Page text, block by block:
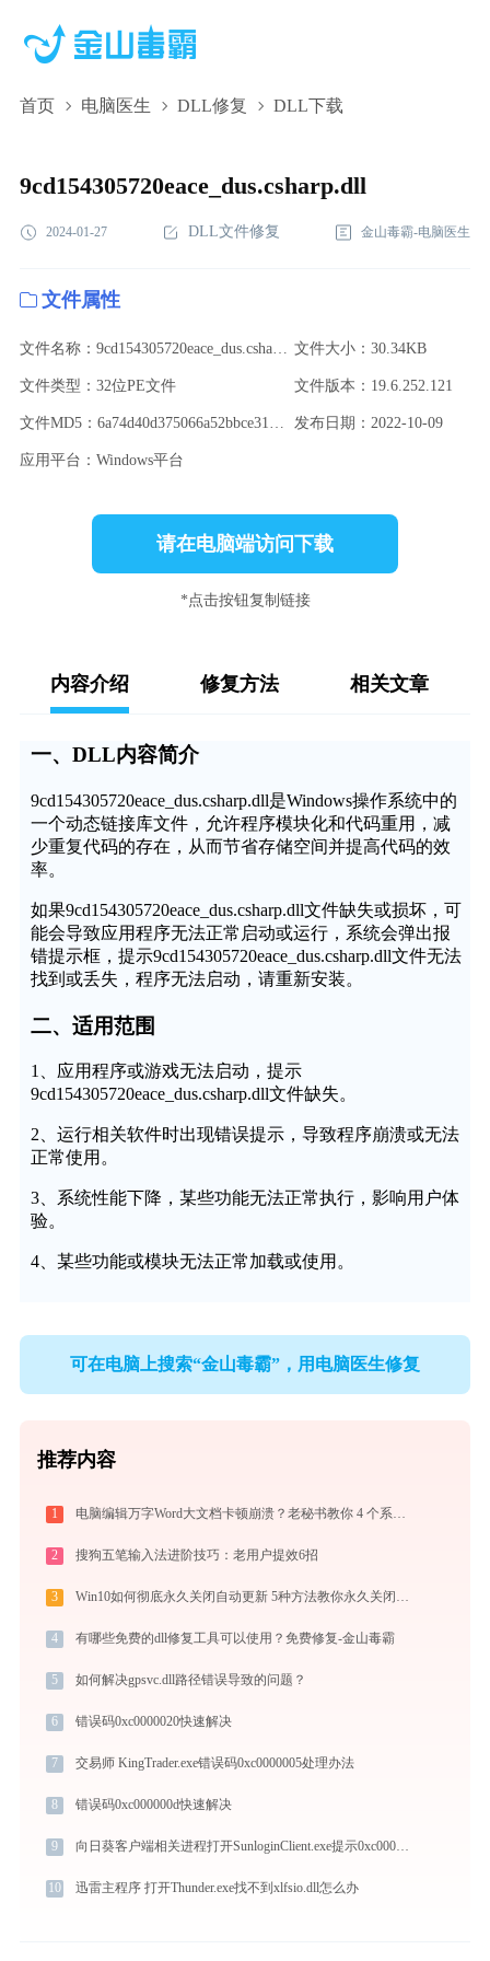
首页 电脑医生 DLL修复 DLL下载
9cd154305720eace_dus.csharp.dll,9cd154305720eace_dus.csharp.dll
9cd154305720eace_dus.csharp.dll
2024-01-27 DLL文件修复 金山毒霸-电脑医生
文件属性
文件名称：9cd154305720eace_dus.csharp.dll 文件大小：30.34KB
文件类型：32位PE文件 文件版本：19.6.252.121
文件MD5：6a74d40d375066a52bbce313f734f083 发布日期：2022-10-09
应用平台：Windows平台
请在电脑端访问下载
*点击按钮复制链接
内容介绍 修复方法 相关文章
一、DLL内容简介
9cd154305720eace_dus.csharp.dll是Windows操作系统中的
一个动态链接库文件，允许程序模块化和代码重用，减
少重复代码的存在，从而节省存储空间并提高代码的效
率。
如果9cd154305720eace_dus.csharp.dll文件缺失或损坏，可
能会导致应用程序无法正常启动或运行，系统会弹出报
错提示框，提示9cd154305720eace_dus.csharp.dll文件无法
找到或丢失，程序无法启动，请重新安装。
二、适用范围
1、应用程序或游戏无法启动，提示
9cd154305720eace_dus.csharp.dll文件缺失。
2、运行相关软件时出现错误提示，导致程序崩溃或无法
正常使用。
3、系统性能下降，某些功能无法正常执行，影响用户体
验。
4、某些功能或模块无法正常加载或使用。
可在电脑上搜索“金山毒霸”，用电脑医生修复
推荐内容
1 电脑编辑万字Word大文档卡顿崩溃？老秘书教你 4 个系统级优化设置与避坑神技
2 搜狗五笔输入法进阶技巧：老用户提效6招
3 Win10如何彻底永久关闭自动更新 5种方法教你永久关闭win10自动更新
4 有哪些免费的dll修复工具可以使用？免费修复-金山毒霸
5 如何解决gpsvc.dll路径错误导致的问题？
6 错误码0xc0000020快速解决
7 交易师 KingTrader.exe错误码0xc0000005处理办法
8 错误码0xc000000d快速解决
9 向日葵客户端相关进程打开SunloginClient.exe提示0xc0000094错误码怎么办
10 迅雷主程序 打开Thunder.exe找不到xlfsio.dll怎么办